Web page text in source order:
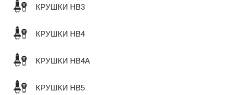
КРУШКИ HB3
КРУШКИ HB4
КРУШКИ HB4A
КРУШКИ HB5